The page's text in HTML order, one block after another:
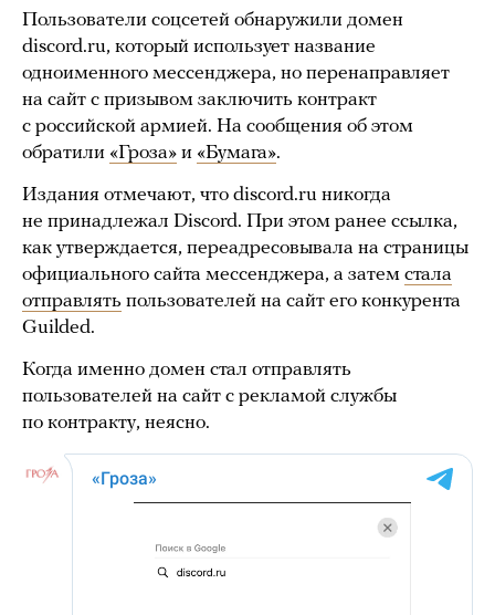
Пользователи соцсетей обнаружили домен
discord.ru, который использует название
одноименного мессенджера, но перенаправляет
на сайт с призывом заключить контракт
с российской армией. На сообщения об этом
обратили «Гроза» и «Бумага».
Издания отмечают, что discord.ru никогда
не принадлежал Discord. При этом ранее ссылка,
как утверждается, переадресовывала на страницы
официального сайта мессенджера, а затем стала
отправлять пользователей на сайт его конкурента
Guilded.
Когда именно домен стал отправлять
пользователей на сайт с рекламой службы
по контракту, неясно.